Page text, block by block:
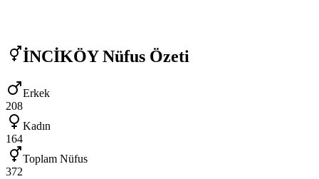
İNCİKÖYNüfus Özeti
Erkek
208
Kadın
164
Toplam Nüfus
372